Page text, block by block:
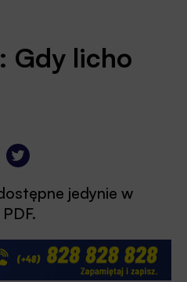
Gdy licho
jedynie w